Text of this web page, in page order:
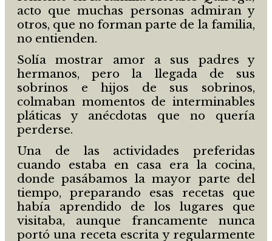
acto que muchas personas admiran y
otros, que no forman parte de la familia,
no entienden.
Solía mostrar amor a sus padres y
hermanos, pero la llegada de sus
sobrinos e hijos de sus sobrinos,
colmaban momentos de interminables
pláticas y anécdotas que no quería
perderse.
Una de las actividades preferidas
cuando estaba en casa era la cocina,
donde pasábamos la mayor parte del
tiempo, preparando esas recetas que
había aprendido de los lugares que
visitaba, aunque francamente nunca
portó una receta escrita y regularmente